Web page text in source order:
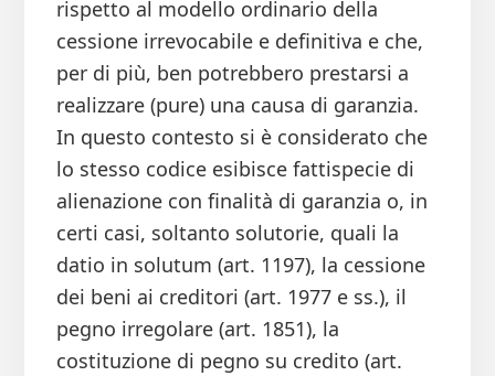
rispetto al modello ordinario della
cessione irrevocabile e definitiva e che,
per di più, ben potrebbero prestarsi a
realizzare (pure) una causa di garanzia.
In questo contesto si è considerato che
lo stesso codice esibisce fattispecie di
alienazione con finalità di garanzia o, in
certi casi, soltanto solutorie, quali la
datio in solutum (art. 1197), la cessione
dei beni ai creditori (art. 1977 e ss.), il
pegno irregolare (art. 1851), la
costituzione di pegno su credito (art.